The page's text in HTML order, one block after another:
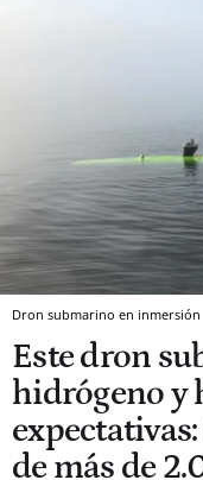
Dron submarino en inmersión
Este dron
hidrógeno y
de más de